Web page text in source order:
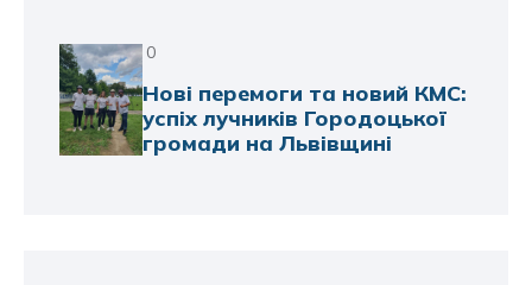
0
Нові перемоги та новий КМС:
успіх лучників Городоцької
громади на Львівщині